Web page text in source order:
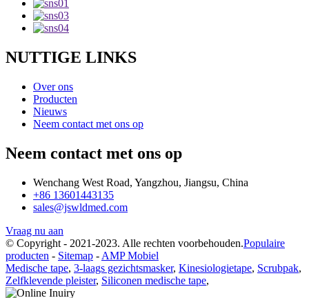
NUTTIGE LINKS
Over ons
Producten
Nieuws
Neem contact met ons op
Neem contact met ons op
Wenchang West Road, Yangzhou, Jiangsu, China
+86 13601443135
sales@jswldmed.com
Vraag nu aan
© Copyright - 2021-2023. Alle rechten voorbehouden.Populaire
producten - Sitemap - AMP Mobiel
Medische tape, 3-laags gezichtsmasker, Kinesiologietape, Scrubpak,
Zelfklevende pleister, Siliconen medische tape,